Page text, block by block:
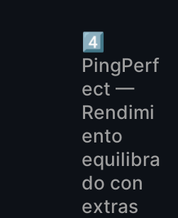
4️⃣
PingPerf
ect —
Rendimi
ento
equilibra
do con
extras